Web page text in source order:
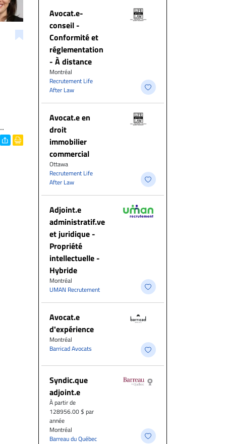
​Avocat.e-
conseil -
Conformité et
réglementation
- À distance
Montréal
Recrutement Life
After Law
Avocat.e en
droit
immobilier
commercial
Ottawa
Recrutement Life
After Law
Adjoint.e
administratif.ve
et juridique -
Propriété
intellectuelle -
Hybride
Montréal
UMAN Recrutement
Avocat.e
d'expérience
Montréal
Barricad Avocats
Syndic.que
adjoint.e
À partir de
128956.00 $ par
année
Montréal
Barreau du Québec